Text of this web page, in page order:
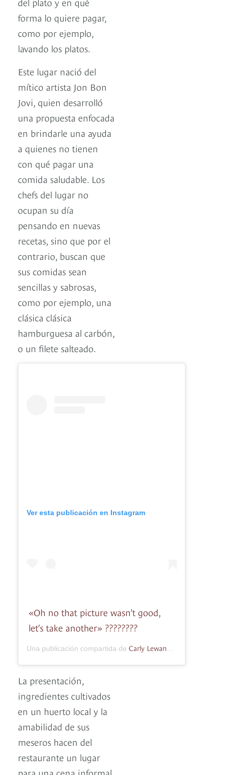
forma lo quiere pagar,
como por ejemplo,
lavando los platos.
Este lugar nació del
mítico artista Jon Bon
Jovi, quien desarrolló
una propuesta enfocada
en brindarle una ayuda
a quienes no tienen
con qué pagar una
comida saludable. Los
chefs del lugar no
ocupan su día
pensando en nuevas
recetas, sino que por el
contrario, buscan que
sus comidas sean
sencillas y sabrosas,
como por ejemplo, una
clásica clásica
hamburguesa al carbón,
o un filete salteado.
Ver esta publicación en Instagram
«Oh no that picture wasn’t good,
let’s take another» ????????
Una publicación compartida de Carly Lewandowski
La presentación,
ingredientes cultivados
en un huerto local y la
amabilidad de sus
meseros hacen del
restaurante un lugar
para una cena informal.